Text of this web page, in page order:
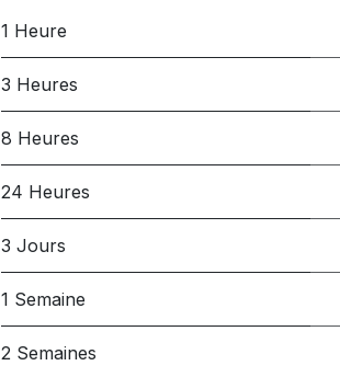
1 Heure
3 Heures
8 Heures
24 Heures
3 Jours
1 Semaine
2 Semaines